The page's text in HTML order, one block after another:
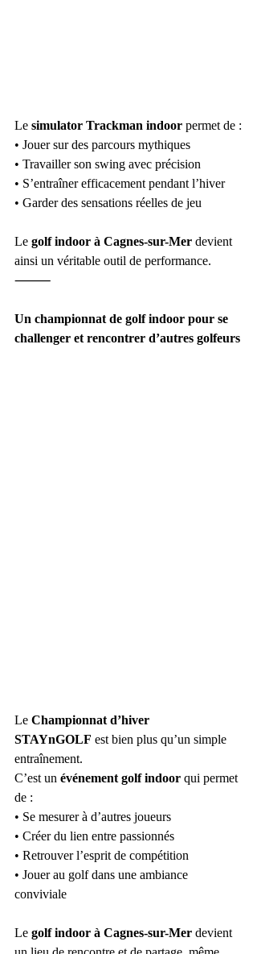
Le simulator Trackman indoor permet de :
• Jouer sur des parcours mythiques
• Travailler son swing avec précision
• S’entraîner efficacement pendant l’hiver
• Garder des sensations réelles de jeu
Le golf indoor à Cagnes-sur-Mer devient
ainsi un véritable outil de performance.
⸻
Un championnat de golf indoor pour se
challenger et rencontrer d’autres golfeurs
Le Championnat d’hiver
STAYnGOLF est bien plus qu’un simple
entraînement.
C’est un événement golf indoor qui permet
de :
• Se mesurer à d’autres joueurs
• Créer du lien entre passionnés
• Retrouver l’esprit de compétition
• Jouer au golf dans une ambiance
conviviale
Le golf indoor à Cagnes-sur-Mer devient